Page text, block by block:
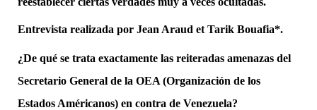
Entrevista realizada por Jean Araud et Tarik Bouafia*.
¿De qué se trata exactamente las reiteradas amenazas del
Secretario General de la OEA (Organización de los
Estados Américanos) en contra de Venezuela?